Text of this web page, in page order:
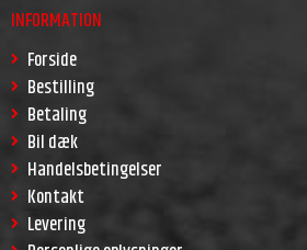
INFORMATION
Forside
Bestilling
Betaling
Bil dæk
Handelsbetingelser
Kontakt
Levering